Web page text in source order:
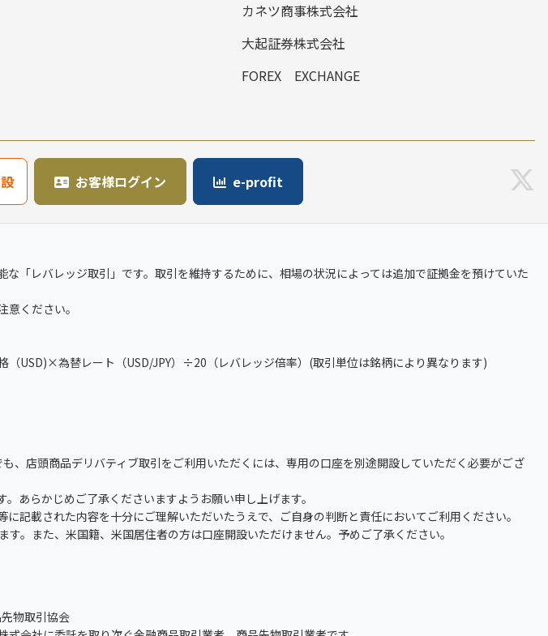
カネツ商事株式会社
大起証券株式会社
FOREX EXCHANGE
お客様ログイン e-profit
「レバレッジ取引」です。取引を維持するために、相場の状況によっては追加で証拠金を預けていた
ください。
USD)×為替レート（USD/JPY）÷20（レバレッジ倍率）(取引単位は銘柄により異なります)
、店頭商品デリバティブ取引をご利用いただくには、専用の口座を別途開設していただく必要がござ
あらかじめご了承くださいますようお願い申し上げます。
記載された内容を十分にご理解いただいたうえで、ご自身の判断と責任においてご利用ください。
。また、米国籍、米国居住者の方は口座開設いただけません。予めご了承ください。
物取引協会